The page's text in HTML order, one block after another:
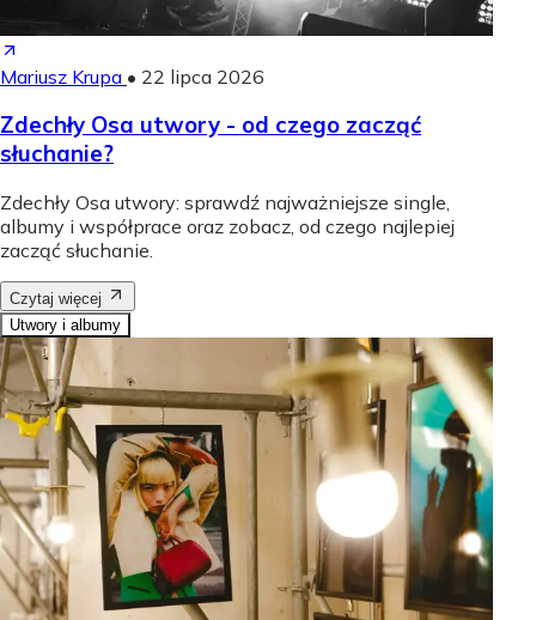
Mariusz Krupa • 22 lipca 2026
Zdechły Osa utwory - od czego zacząć
słuchanie?
Zdechły Osa utwory: sprawdź najważniejsze single,
albumy i współprace oraz zobacz, od czego najlepiej
zacząć słuchanie.
Czytaj więcej
Utwory i albumy